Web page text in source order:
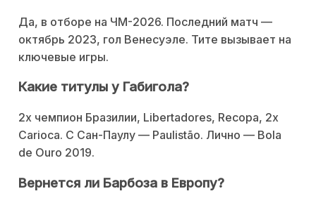
Да, в отборе на ЧМ-2026. Последний матч —
октябрь 2023, гол Венесуэле. Тите вызывает на
ключевые игры.
Какие титулы у Габигола?
2x чемпион Бразилии, Libertadores, Recopa, 2x
Carioca. С Сан-Паулу — Paulistão. Лично — Bola
de Ouro 2019.
Вернется ли Барбоза в Европу?